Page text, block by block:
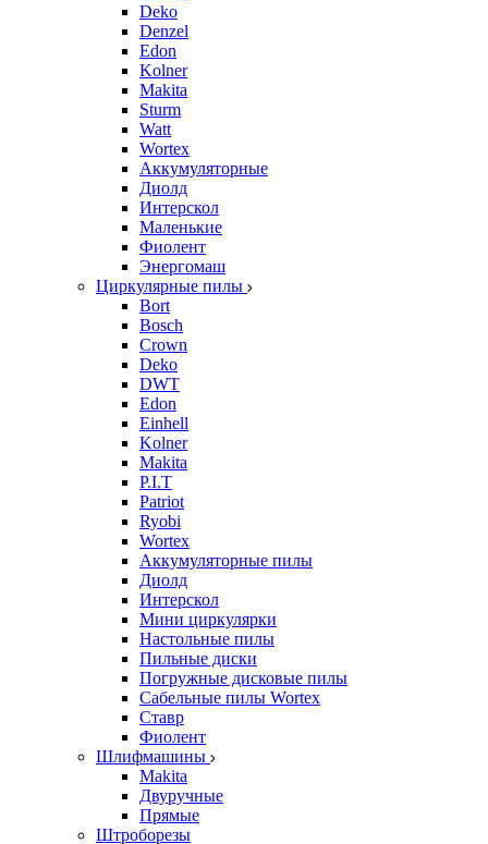
Deko
Denzel
Edon
Kolner
Makita
Sturm
Watt
Wortex
Аккумуляторные
Диолд
Интерскол
Маленькие
Фиолент
Энергомаш
Циркулярные пилы
Bort
Bosch
Crown
Deko
DWT
Edon
Einhell
Kolner
Makita
P.I.T
Patriot
Ryobi
Wortex
Аккумуляторные пилы
Диолд
Интерскол
Мини циркулярки
Настольные пилы
Пильные диски
Погружные дисковые пилы
Сабельные пилы Wortex
Ставр
Фиолент
Шлифмашины
Makita
Двуручные
Прямые
Штроборезы